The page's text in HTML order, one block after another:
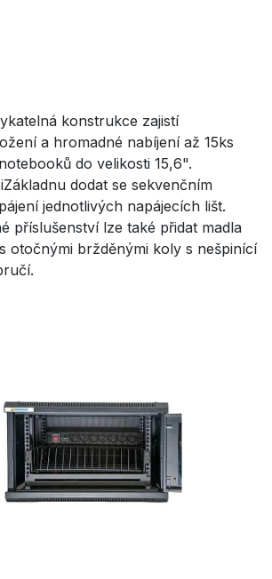
konstrukce zajistí
a hromadné nabíjení až 15ks
do velikosti 15,6".
dodat se sekvenčním
jednotlivých napájecích lišt.
příslušenství lze také přidat madla
otočnými bržděnými koly s nešpinící